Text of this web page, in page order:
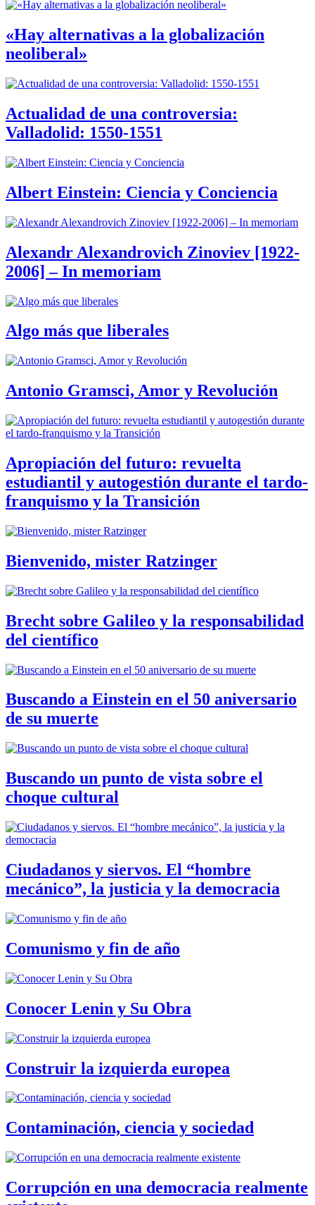
«Hay alternativas a la globalización
neoliberal»
Actualidad de una controversia:
Valladolid: 1550-1551
Albert Einstein: Ciencia y Conciencia
Alexandr Alexandrovich Zinoviev [1922-
2006] – In memoriam
Algo más que liberales
Antonio Gramsci, Amor y Revolución
Apropiación del futuro: revuelta
estudiantil y autogestión durante el tardo-
franquismo y la Transición
Bienvenido, mister Ratzinger
Brecht sobre Galileo y la responsabilidad
del científico
Buscando a Einstein en el 50 aniversario
de su muerte
Buscando un punto de vista sobre el
choque cultural
Ciudadanos y siervos. El “hombre
mecánico”, la justicia y la democracia
Comunismo y fin de año
Conocer Lenin y Su Obra
Construir la izquierda europea
Contaminación, ciencia y sociedad
Corrupción en una democracia realmente